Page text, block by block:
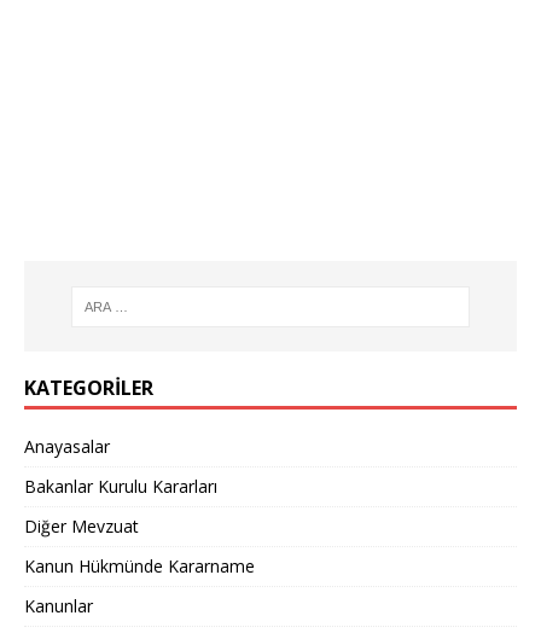
KATEGORILER
Anayasalar
Bakanlar Kurulu Kararları
Diğer Mevzuat
Kanun Hükmünde Kararname
Kanunlar